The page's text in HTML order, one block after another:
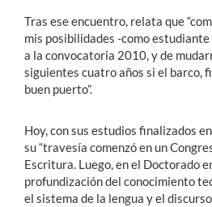
Tras ese encuentro, relata que
mis posibilidades -como
a la convocatoria 2010, y de
siguientes cuatro años si el barco,
buen puerto”.
Hoy, con sus estudios finalizados
su “travesía comenzó en un
Escritura. Luego, en el Doctorado
profundización del conocimiento
el sistema de la lengua y el